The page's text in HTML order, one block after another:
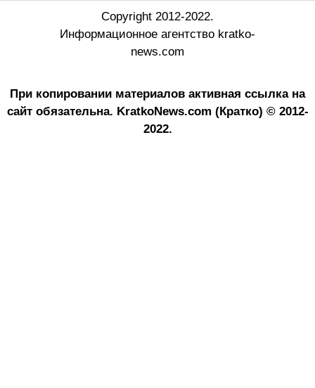
Copyright 2012-2022.
Информационное агентство kratko-
news.com
При копировании материалов активная ссылка на
сайт обязательна. KratkoNews.com (Кратко) © 2012-
2022.